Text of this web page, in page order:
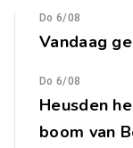
Do 6/08
Vandaag
Do 6/08
Heusden
boom van